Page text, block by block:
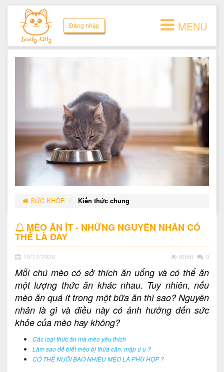
Đăng nhập
SỨC KHỎE Kiến thức chung
MÈO ĂN ÍT - NHỮNG NGUYÊN NHÂN CÓ
THỂ LÀ ĐAY
10/11/2020 8058 0
Mỗi chú mèo có sở thích ăn uống và có thể ăn
một lượng thức ăn khác nhau. Tuy nhiên, nếu
mèo ăn quá ít trong một bữa ăn thì sao? Nguyên
nhân là gì và điều này có ảnh hưởng đến sức
khỏe của mèo hay không?
Các loại thức ăn mà mèo yêu thích
Làm sao để biết mèo bị thừa cân, mập ú u ?
CÓ THỂ NUÔI BAO NHIÊU MÈO LÀ PHÙ HỢP ?
MENU